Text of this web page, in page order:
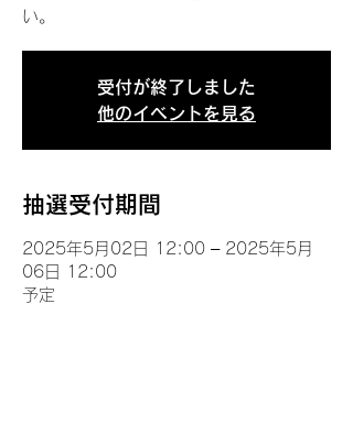
い。
受付が終了しました
他のイベントを見る
抽選受付期間
2025年5月02日 12:00 – 2025年5月
06日 12:00
予定